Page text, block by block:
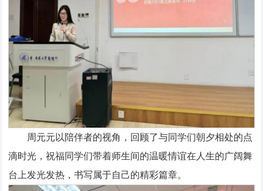
周元元以陪伴者的视角，回顾了与同学们朝夕相处的点
滴时光，祝福同学们带着师生间的温暖情谊在人生的广阔舞
台上发光发热，书写属于自己的精彩篇章。